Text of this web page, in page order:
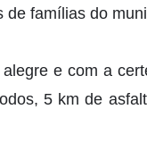
de famílias do
e com a
5 km de